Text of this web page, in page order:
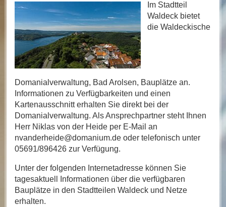
Im Stadtteil
Waldeck bietet
die Waldeckische
Domanialverwaltung, Bad Arolsen, Bauplätze an.
Informationen zu Verfügbarkeiten und einen
Kartenausschnitt erhalten Sie direkt bei der
Domanialverwaltung. Als Ansprechpartner steht Ihnen
Herr Niklas von der Heide per E-Mail an
nvanderheide@domanium.de oder telefonisch unter
05691/896426 zur Verfügung.
Unter der folgenden Internetadresse können Sie
tagesaktuell Informationen über die verfügbaren
Bauplätze in den Stadtteilen Waldeck und Netze
erhalten.